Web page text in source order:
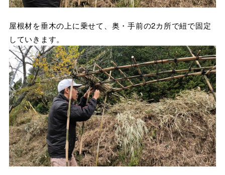
屋根材を垂木の上に乗せて、奥・手前の2カ所で紐で固定
していきます。